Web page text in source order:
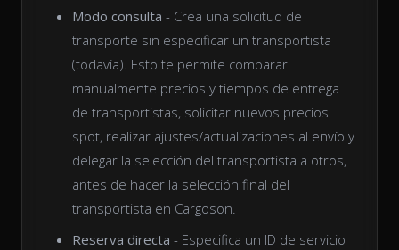
Modo consulta - Crea una solicitud de
transporte sin especificar un transportista
(todavía). Esto te permite comparar
manualmente precios y tiempos de entrega
de transportistas, solicitar nuevos precios
spot, realizar ajustes/actualizaciones al envío y
delegar la selección del transportista a otros,
antes de hacer la selección final del
transportista en Cargoson.
Reserva directa - Especifica un ID de servicio